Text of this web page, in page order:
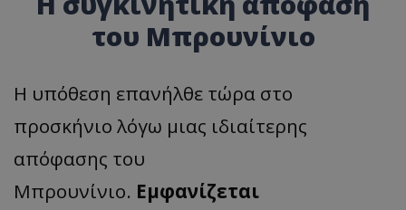
του Μπρουνίνιο
Η υπόθεση επανήλθε τώρα στο
προσκήνιο λόγω μιας ιδιαίτερης
απόφασης του
Μπρουνίνιο. Εμφανίζεται